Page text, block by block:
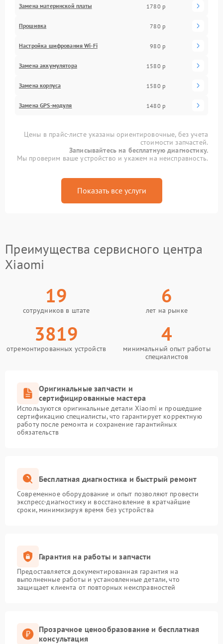
Замена материнской платы 1780 р
Прошивка 780 р
Настройка шифрования Wi-Fi 980 р
Замена аккумулятора 1580 р
Замена корпуса 1580 р
Замена GPS-модуля 1480 р
Цены в прайс-листе указаны ориентировочные, без учета
стоимости запчастей.
Записывайтесь на бесплатную диагностику.
Мы проверим ваше устройство и укажем на неисправность.
Показать все услуги
Преимущества сервисного центра
Xiaomi
19
сотрудников в штате
6
лет на рынке
3819
отремонтированных устройств
4
минимальный опыт работы
специалистов
Оригинальные запчасти и
сертифицированные мастера
Используются оригинальные детали Xiaomi и прошедшие
сертификацию специалисты, что гарантирует корректную
работу после ремонта и сохранение гарантийных
обязательств
Бесплатная диагностика и быстрый ремонт
Современное оборудование и опыт позволяют провести
экспресс-диагностику и восстановление в кратчайшие
сроки, минимизируя время без устройства
Гарантия на работы и запчасти
Предоставляется документированная гарантия на
выполненные работы и установленные детали, что
защищает клиента от повторных неисправностей
Прозрачное ценообразование и бесплатная
консультация